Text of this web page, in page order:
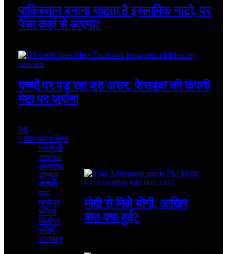
पाकिस्तान बनाना चाहता है इस्लामिक नाटो, पर
पैसा कहां से आएगा?
बच्चों पर पड़ रहा बुरा असर, फेसबुक की कंपनी
मेटा पर जुर्माना
देश
प्रदेश/अपना शहर
वाराणसी
लखनऊ
आजमगढ़
जौनपुर
चंदौली
मऊ
गाजीपुर
बलिया
मिर्जापुर
भदोही
सोनभद्र
मोदी से मिले योगी, आखिर
बात क्या हुई?